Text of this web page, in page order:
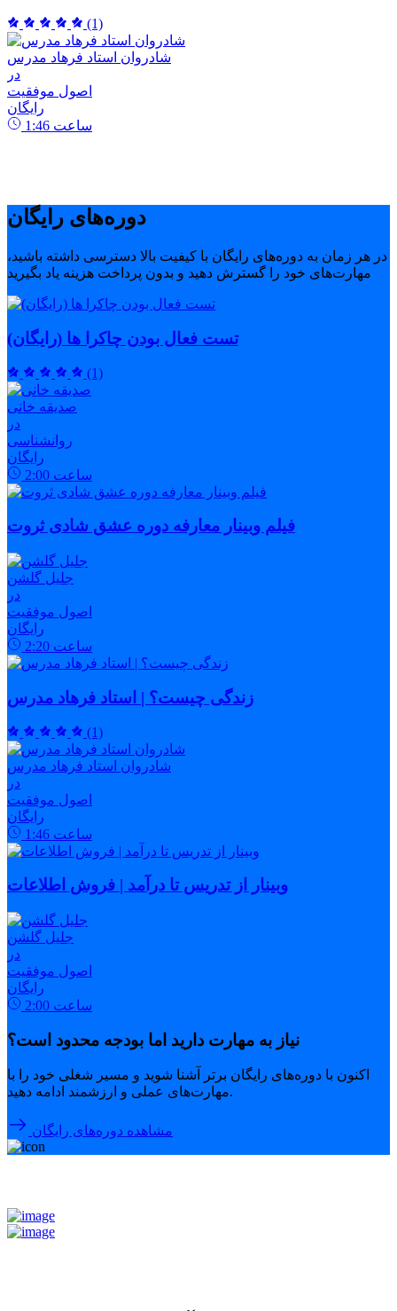
(1)
شادروان استاد فرهاد مدرس
در
اصول موفقیت
رایگان
1:46 ساعت
دوره‌های رایگان
در هر زمان به دوره‌های رایگان با کیفیت بالا دسترسی داشته باشید،
مهارت‌های خود را گسترش دهید و بدون پرداخت هزینه یاد بگیرید
تست فعال بودن چاکرا ها (رایگان)
(1)
صدیقه خانی
در
روانشناسی
رایگان
2:00 ساعت
فیلم وبینار معارفه دوره عشق شادی ثروت
جلیل گلشن
در
اصول موفقیت
رایگان
2:20 ساعت
زندگی چیست؟ | استاد فرهاد مدرس
(1)
شادروان استاد فرهاد مدرس
در
اصول موفقیت
رایگان
1:46 ساعت
وبینار از تدریس تا درآمد | فروش اطلاعات
جلیل گلشن
در
اصول موفقیت
رایگان
2:00 ساعت
نیاز به مهارت دارید اما بودجه محدود است؟
اکنون با دوره‌های رایگان برتر آشنا شوید و مسیر شغلی خود را با
مهارت‌های عملی و ارزشمند ادامه دهید.
مشاهده دوره‌های رایگان